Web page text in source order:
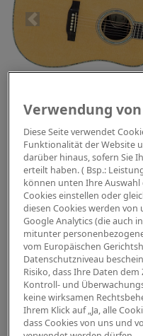
Gitarre
Drums
Verwendung
Diese Seite verwendet
Funktionalität der Website
darüber hinaus, sofern Sie
erteilt haben. ( Bsp.:
können unten Ihre
Cookies einstellen oder
diesen Cookies werden
Google Analytics (die auch
mitunter
vom Europäischen
Datenschutzniveau
Risiko, dass Ihre Daten
Kontroll- und
keine wirksamen
Ihrem Klick auf „Ja, alle
dass Cookies von uns und